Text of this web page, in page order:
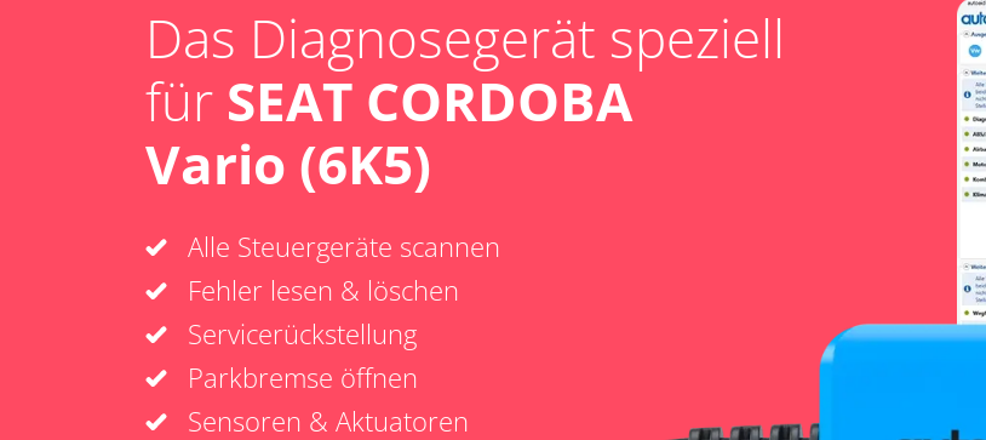
Das Diagnosegerät speziell
für SEAT CORDOBA
Vario (6K5)
Alle Steuergeräte scannen
Fehler lesen & löschen
Servicerückstellung
Parkbremse öffnen
Sensoren & Aktuatoren